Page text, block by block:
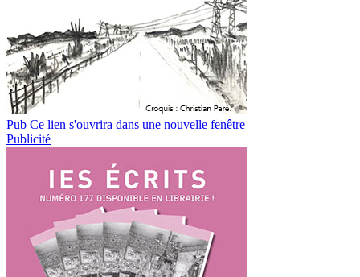
Pub Ce lien s'ouvrira dans une nouvelle fenêtre
Publicité